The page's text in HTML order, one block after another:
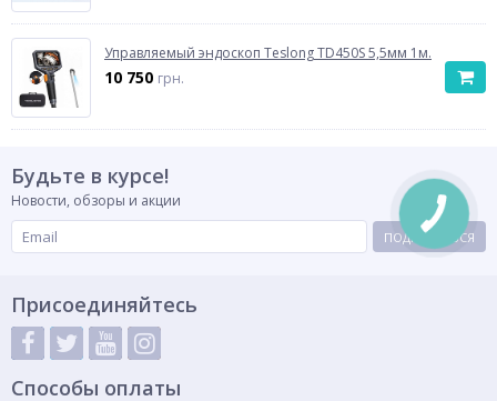
Управляемый эндоскоп Teslong TD450S 5,5мм 1м.
10 750 грн.
Будьте в курсе!
Новости, обзоры и акции
ПОДПИСАТЬСЯ
Присоединяйтесь
Способы оплаты